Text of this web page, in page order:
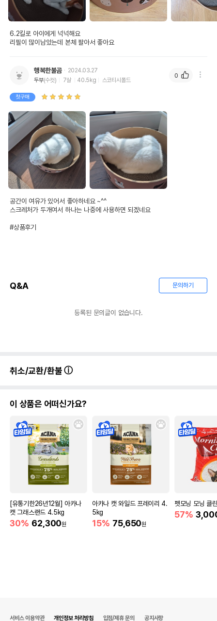
6.2킬로 아이에게 넉넉해요
리필이 많이남았는데 본체 팔아서 좋아요
행복한불곰
2024.03.27
두부(수컷) 7살 40.5kg 스코티시폴드
첫구매
공간이 여유가 있어서 좋아하네요 ~^^
스크레처가 두개여서 하나는 나중에 사용하면 되겠네요
#상품후기
0
Q&A 문의하기
등록된 문의글이 없습니다.
취소/교환/환불
이 상품은 어떠신가요?
[유통기한26년12월] 아카나
캣 그래스랜드 4.5kg
30% 62,300원
아카나 캣 와일드 프레이리 4.
5kg
15% 75,650원
펫모닝 모닝 클
57%
서비스 이용약관 개인정보 처리방침 입점/제휴 문의 공지사항